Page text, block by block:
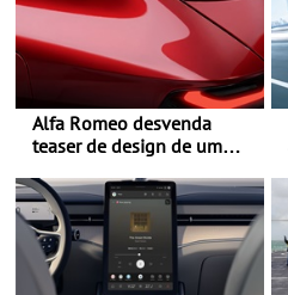
Alfa Romeo desvenda
teaser de design de um
C - Apresentado
oficialmente no quarto
trimestre de 2027